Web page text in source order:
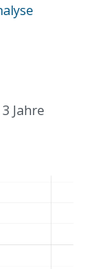
3 Jahre